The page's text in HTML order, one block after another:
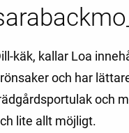
käk, kallar Loa
och har
och
lite allt möjligt.